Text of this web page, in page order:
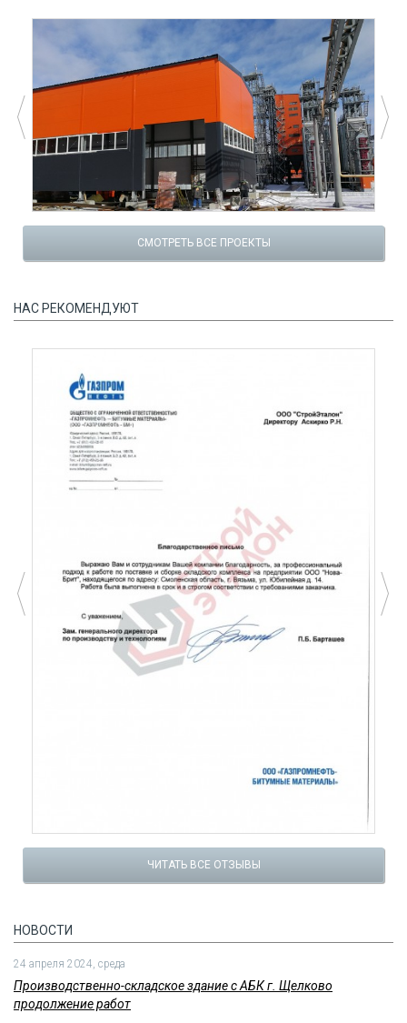
СМОТРЕТЬ ВСЕ ПРОЕКТЫ
НАС РЕКОМЕНДУЮТ
ЧИТАТЬ ВСЕ ОТЗЫВЫ
НОВОСТИ
24 апреля 2024, среда
Производственно-складское здание с АБК г. Щелково
продолжение работ